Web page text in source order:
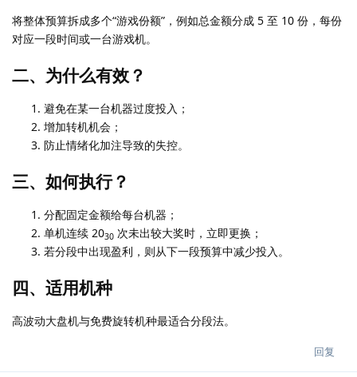
将整体预算拆成多个“游戏份额”，例如总金额分成 5 至 10 份，每份
对应一段时间或一台游戏机。
二、为什么有效？
避免在某一台机器过度投入；
增加转机机会；
防止情绪化加注导致的失控。
三、如何执行？
分配固定金额给每台机器；
单机连续 2030 次未出较大奖时，立即更换；
若分段中出现盈利，则从下一段预算中减少投入。
四、适用机种
高波动大盘机与免费旋转机种最适合分段法。
回复